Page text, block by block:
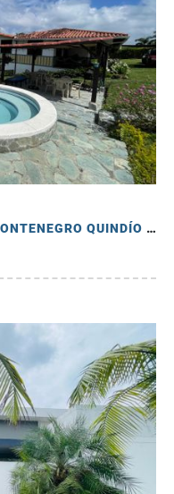
CASA CAMPESTRE EN VENTA MONTENEGRO QUINDÍO USO TURÍSTICO